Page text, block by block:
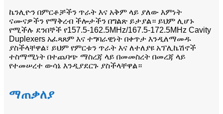
ኬንሊዮን በምርቶቻችን ጥራት እና አቅም ላይ ያለው እምነት
ናሙናዎችን የማቅረብ ችሎታችን በግልጽ ይታያል። ይህም ሊሆኑ
የሚችሉ ደንበኞች የ157.5-162.5MHz/167.5-172.5MHz Cavity
Duplexers አፈጻጸም እና ተግባራዊነት በቀጥታ እንዲለማመዱ
ያስችላቸዋል፣ ይህም የምርቱን ጥራት እና ለተለያዩ አፕሊኬሽኖች
ተስማሚነት በተጨባጭ ማስረጃ ላይ በመመስረት በመረጃ ላይ
የተመሠረተ ውሳኔ እንዲያደርጉ ያስችላቸዋል።
ማጠቃለያ